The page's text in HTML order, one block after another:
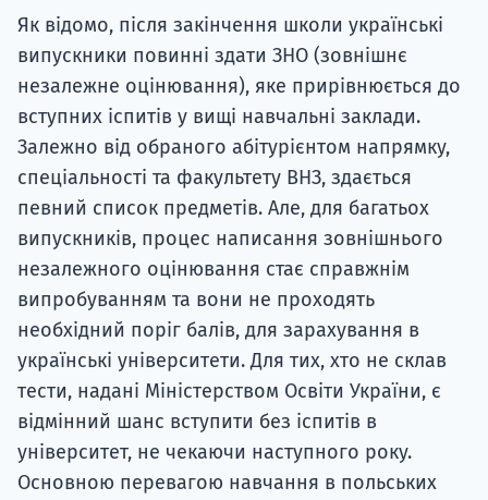
Як відомо, після закінчення школи українські
випускники повинні здати ЗНО (зовнішнє
незалежне оцінювання), яке прирівнюється до
вступних іспитів у вищі навчальні заклади.
Залежно від обраного абітурієнтом напрямку,
спеціальності та факультету ВНЗ, здається
певний список предметів. Але, для багатьох
випускників, процес написання зовнішнього
незалежного оцінювання стає справжнім
випробуванням та вони не проходять
необхідний поріг балів, для зарахування в
українські університети. Для тих, хто не склав
тести, надані Міністерством Освіти України, є
відмінний шанс вступити без іспитів в
університет, не чекаючи наступного року.
Основною перевагою навчання в польських